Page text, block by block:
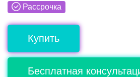
Рассрочка
Купить
Бесплатная